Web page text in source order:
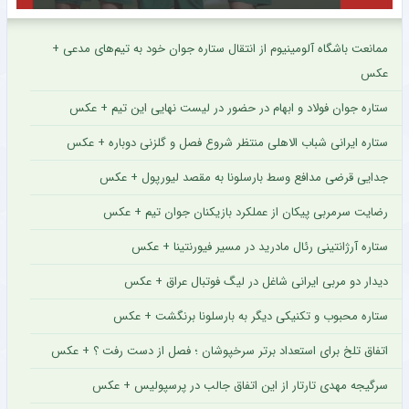
ممانعت باشگاه آلومینیوم از انتقال ستاره جوان خود به تیم‌های مدعی +
عکس
ستاره جوان فولاد و ابهام در حضور در لیست نهایی این تیم + عکس
ستاره ایرانی شباب الاهلی منتظر شروع فصل و گلزنی دوباره + عکس
جدایی قرضی مدافع وسط بارسلونا به مقصد لیورپول + عکس
رضایت سرمربی پیکان از عملکرد بازیکنان جوان تیم + عکس
ستاره آرژانتینی رئال مادرید در مسیر فیورنتینا + عکس
دیدار دو مربی ایرانی شاغل در لیگ فوتبال عراق + عکس
ستاره محبوب و تکنیکی دیگر به بارسلونا برنگشت + عکس
اتفاق تلخ برای استعداد برتر سرخپوشان ؛ فصل از دست رفت ؟ + عکس
سرگیجه مهدی تارتار از این اتفاق جالب در پرسپولیس + عکس